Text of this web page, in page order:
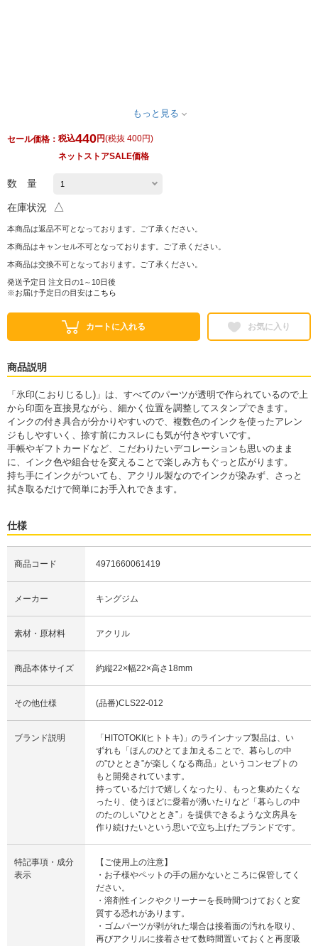
もっと見る
セール価格： 税込440円(税抜 400円)
ネットストアSALE価格
数 量
在庫状況 △
本商品は返品不可となっております。ご了承ください。
本商品はキャンセル不可となっております。ご了承ください。
本商品は交換不可となっております。ご了承ください。
発送予定日 注文日の1～10日後
※お届け予定日の目安は こちら
カートに入れる お気に入り
商品説明
「氷印(こおりじるし)」は、すべてのパーツが透明で作られているので上
から印面を直接見ながら、細かく位置を調整してスタンプできます。
インクの付き具合が分かりやすいので、複数色のインクを使ったアレン
ジもしやすいく、捺す前にカスレにも気が付きやすいです。
手帳やギフトカードなど、こだわりたいデコレーションも思いのまま
に、インク色や組合せを変えることで楽しみ方もぐっと広がります。
持ち手にインクがついても、アクリル製なのでインクが染みず、さっと
拭き取るだけで簡単にお手入れできます。
仕様
商品コード 4971660061419
メーカー キングジム
素材・原材料 アクリル
商品本体サイズ 約縦22×幅22×高さ18mm
その他仕様 (品番)CLS22-012
ブランド説明
「HITOTOKI(ヒトトキ)」のラインナップ製品は、い
ずれも「ほんのひとてま加えることで、暮らしの中
の”ひととき”が楽しくなる商品」というコンセプトの
もと開発されています。
持っているだけで嬉しくなったり、もっと集めたくな
ったり、使うほどに愛着が湧いたりなど「暮らしの中
のたのしい”ひととき”」を提供できるような文房具を
作り続けたいという思いで立ち上げたブランドです。
特記事項・成分
表示
【ご使用上の注意】
・お子様やペットの手の届かないところに保管してく
ださい。
・溶剤性インクやクリーナーを長時間つけておくと変
質する恐れがあります。
・ゴムパーツが剥がれた場合は接着面の汚れを取り、
再びアクリルに接着させて数時間置いておくと再度吸